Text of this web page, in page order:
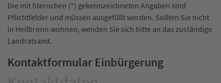
Die mit Sternchen (*) gekennzeichneten Angaben sind
Pflichtfelder und müssen ausgefüllt werden. Sollten Sie nicht
in Heilbronn wohnen, wenden Sie sich bitte an das zuständige
Landratsamt.
Kontaktformular Einbürgerung